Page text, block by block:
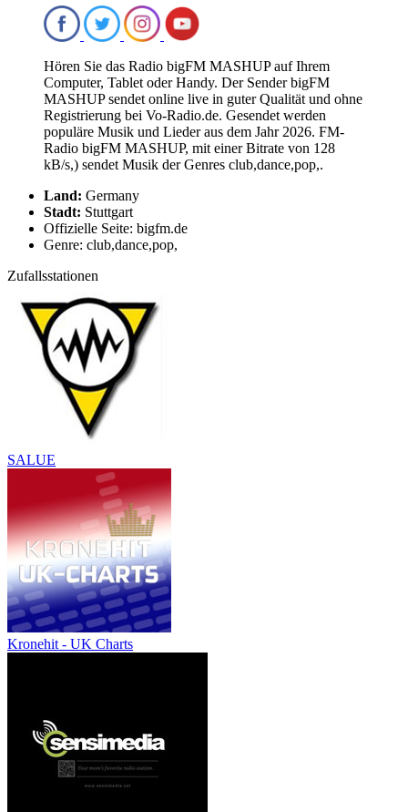
Hören Sie das Radio bigFM MASHUP auf Ihrem
Computer, Tablet oder Handy. Der Sender bigFM
MASHUP sendet online live in guter Qualität und ohne
Registrierung bei Vo-Radio.de. Gesendet werden
populäre Musik und Lieder aus dem Jahr 2026. FM-
Radio bigFM MASHUP, mit einer Bitrate von 128
kB/s,) sendet Musik der Genres club,dance,pop,.
Land: Germany
Stadt: Stuttgart
Offizielle Seite: bigfm.de
Genre: club,dance,pop,
Zufallsstationen
SALUE
Kronehit - UK Charts